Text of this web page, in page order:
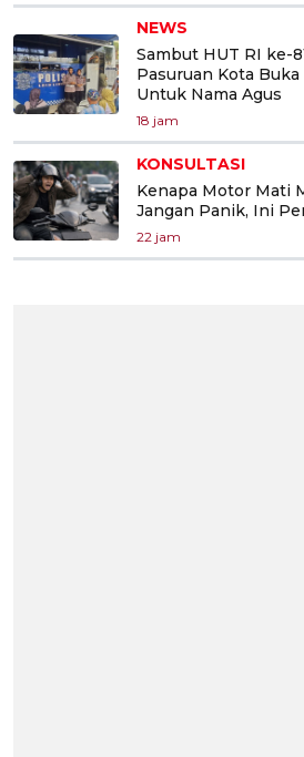
NEWS
Sambut HUT RI ke-
Pasuruan Kota
Untuk Nama Agus
18 jam
KONSULTASI
Kenapa Motor Mati
Jangan Panik, Ini
22 jam